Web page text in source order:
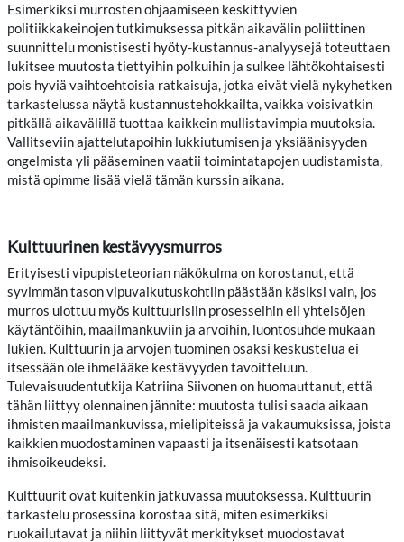
Esimerkiksi murrosten ohjaamiseen keskittyvien
politiikkakeinojen tutkimuksessa pitkän aikavälin poliittinen
suunnittelu monistisesti hyöty-kustannus-analyysejä toteuttaen
lukitsee muutosta tiettyihin polkuihin ja sulkee lähtökohtaisesti
pois hyviä vaihtoehtoisia ratkaisuja, jotka eivät vielä nykyhetken
tarkastelussa näytä kustannustehokkailta, vaikka voisivatkin
pitkällä aikavälillä tuottaa kaikkein mullistavimpia muutoksia.
Vallitseviin ajattelutapoihin lukkiutumisen ja yksiäänisyyden
ongelmista yli pääseminen vaatii toimintatapojen uudistamista,
mistä opimme lisää vielä tämän kurssin aikana.
Kulttuurinen kestävyysmurros
Erityisesti vipupisteteorian näkökulma on korostanut, että
syvimmän tason vipuvaikutuskohtiin päästään käsiksi vain, jos
murros ulottuu myös kulttuurisiin prosesseihin eli yhteisöjen
käytäntöihin, maailmankuviin ja arvoihin, luontosuhde mukaan
lukien. Kulttuurin ja arvojen tuominen osaksi keskustelua ei
itsessään ole ihmelääke kestävyyden tavoitteluun.
Tulevaisuudentutkija Katriina Siivonen on huomauttanut, että
tähän liittyy olennainen jännite: muutosta tulisi saada aikaan
ihmisten maailmankuvissa, mielipiteissä ja vakaumuksissa, joista
kaikkien muodostaminen vapaasti ja itsenäisesti katsotaan
ihmisoikeudeksi.
Kulttuurit ovat kuitenkin jatkuvassa muutoksessa. Kulttuurin
tarkastelu prosessina korostaa sitä, miten esimerkiksi
ruokailutavat ja niihin liittyvät merkitykset muodostavat